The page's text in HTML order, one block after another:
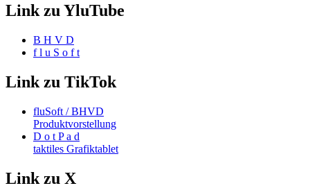
Link zu YluTube
B H V D
f l u S o f t
Link zu TikTok
fluSoft / BHVD
Produktvorstellung
D o t P a d
taktiles Grafiktablet
Link zu X